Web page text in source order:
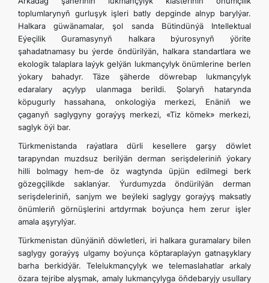
toplumlarynyň gurluşyk işleri batly depginde alnyp barylýar.
Halkara güwänamalar, şol sanda Bütindünýä Intellektual
Eýeçilik Guramasynyň halkara býurosynyň ýörite
şahadatnamasy bu ýerde öndürilýän, halkara standartlara we
ekologik talaplara laýyk gelýän lukmançylyk önümlerine berlen
ýokary bahadyr. Täze şäherde döwrebap lukmançylyk
edaralary açylyp ulanmaga berildi. Şolaryň hatarynda
köpugurly hassahana, onkologiýa merkezi, Enäniň we
çaganyň saglygyny goraýyş merkezi, «Tiz kömek» merkezi,
saglyk öýi bar.
Türkmenistanda raýatlara dürli kesellere garşy döwlet
tarapyndan muzdsuz berilýän derman serişdeleriniň ýokary
hilli bolmagy hem-de öz wagtynda üpjün edilmegi berk
gözegçilikde saklanýar. Ýurdumyzda öndürilýän derman
serişdeleriniň, sanjym we beýleki saglygy goraýyş maksatly
önümleriň görnüşlerini artdyrmak boýunça hem zerur işler
amala aşyrylýar.
Türkmenistan dünýäniň döwletleri, iri halkara guramalary bilen
saglygy goraýyş ulgamy boýunça köptaraplaýyn gatnaşyklary
barha berkidýär. Telelukmançylyk we telemaslahatlar arkaly
özara tejribe alyşmak, amaly lukmançylyga öňdebaryjy usullary